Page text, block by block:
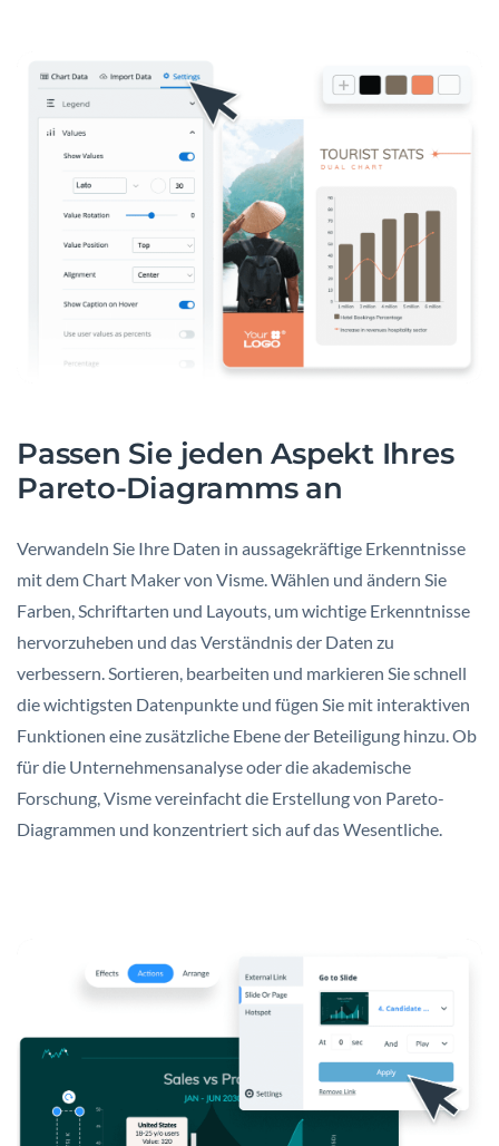
Passen Sie jeden Aspekt Ihres
Pareto-Diagramms an
Verwandeln Sie Ihre Daten in aussagekräftige Erkenntnisse
mit dem Chart Maker von Visme. Wählen und ändern Sie
Farben, Schriftarten und Layouts, um wichtige Erkenntnisse
hervorzuheben und das Verständnis der Daten zu
verbessern. Sortieren, bearbeiten und markieren Sie schnell
die wichtigsten Datenpunkte und fügen Sie mit interaktiven
Funktionen eine zusätzliche Ebene der Beteiligung hinzu. Ob
für die Unternehmensanalyse oder die akademische
Forschung, Visme vereinfacht die Erstellung von Pareto-
Diagrammen und konzentriert sich auf das Wesentliche.